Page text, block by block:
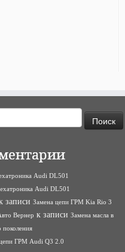
Audi DL501
Audi DL501
записи Замена цепи ГРМ Kia Rio 3
Вернер к записи Замена масла в
ГРМ Audi Q3 2.0